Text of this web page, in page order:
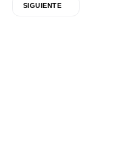
SIGUIENTE